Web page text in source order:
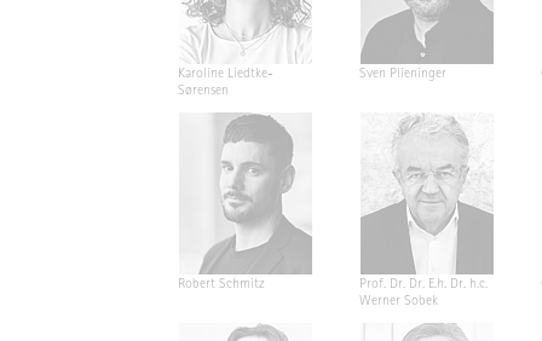
Karoline Liedtke-
Sørensen
Sven Plieninger
Robert Schmitz
Prof. Dr. Dr. E.h. Dr. h.c.
Werner Sobek